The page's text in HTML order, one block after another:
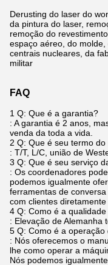
Derusting do laser do
da pintura do laser,
remoção do
espaço aéreo, do
centrais nucleares, da
militar
FAQ
1 Q: Que é a garantia?
: A garantia é 2 anos,
venda da toda a vida.
2 Q: Que é seu termo
: T/T, L/C, união de
3 Q: Que é seu serviço
: Os coordenadores
podemos igualmente
ferramentas de
com clientes
4 Q: Como é a
: Elevação de Alemanha
5 Q: Como é a operação
: Nós oferecemos o
lhe como operar a
Nós podemos